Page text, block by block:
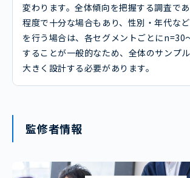
変わります。全体傾向を把握する調査で
程度で十分な場合もあり、性別・年代な
を行う場合は、各セグメントごとにn=30
することが一般的なため、全体のサンプ
大きく設計する必要があります。
監修者情報